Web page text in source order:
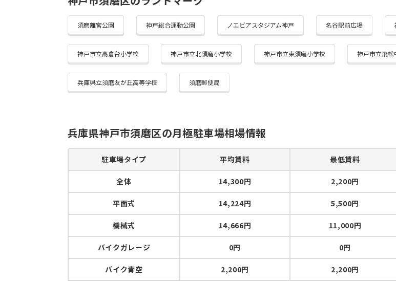
須磨離宮公園 神戸総合運動公園 ノエビアスタジアム神戸 名谷駅前広場
神戸市立高倉台小学校 神戸市立北須磨小学校 神戸市立東須磨小学校 神戸市立飛松
兵庫県立須磨友が丘高等学校 須磨郵便局
兵庫県神戸市須磨区の月極駐車場相場情報
駐車場タイプ 平均賃料 最低賃料
全体 14,300円 2,200円
平面式 14,224円 5,500円
機械式 14,666円 11,000円
バイクガレージ 0円 0円
バイク青空 2,200円 2,200円